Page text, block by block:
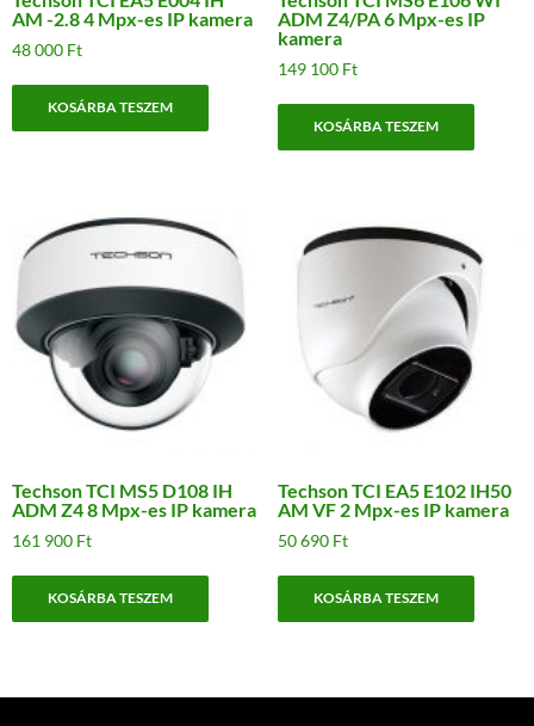
AM -2.8 4 Mpx-es IP kamera
48 000 Ft
KOSÁRBA TESZEM
ADM Z4/PA 6 Mpx-es IP
kamera
149 100 Ft
KOSÁRBA TESZEM
Techson TCI MS5 D108 IH
ADM Z4 8 Mpx-es IP kamera
161 900 Ft
KOSÁRBA TESZEM
Techson TCI EA5 E102 IH50
AM VF 2 Mpx-es IP kamera
50 690 Ft
KOSÁRBA TESZEM